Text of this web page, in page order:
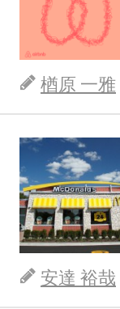
楢原 一雅
安達 裕哉